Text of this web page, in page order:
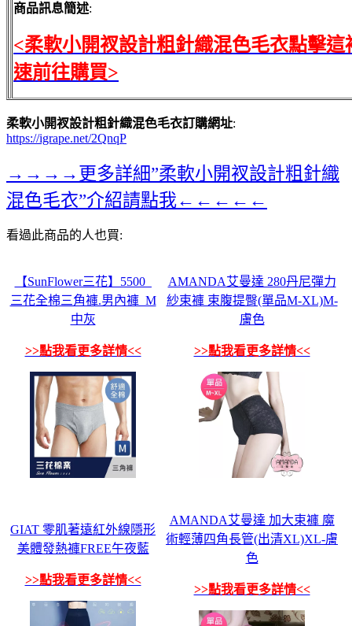
商品訊息簡述:
<柔軟小開衩設計粗針織混色毛衣點擊這
速前往購買>
柔軟小開衩設計粗針織混色毛衣訂購網址:
https://igrape.net/2QnqP
→→→→更多詳細”柔軟小開衩設計粗針織
混色毛衣”介紹請點我←←←←←
看過此商品的人也買:
【SunFlower三花】5500_
三花全棉三角褲.男內褲_M
中灰
>>點我看更多詳情<<
AMANDA艾曼達 280丹尼彈力
紗束褲 束腹提臀(單品M-XL)M-
膚色
>>點我看更多詳情<<
GIAT 零肌著遠紅外線隱形
美體發熱褲FREE午夜藍
>>點我看更多詳情<<
AMANDA艾曼達 加大束褲 魔
術輕薄四角長管(出清XL)XL-膚
色
>>點我看更多詳情<<